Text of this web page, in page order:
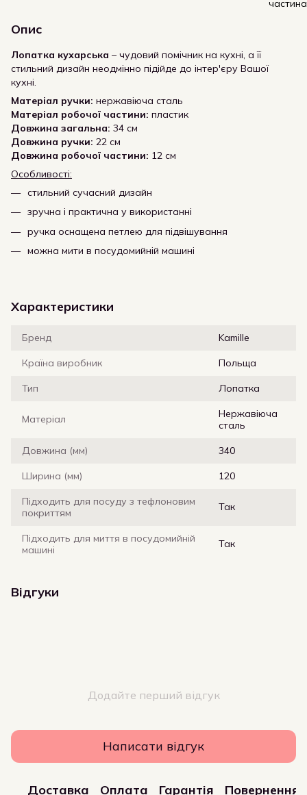
Опис
Лопатка кухарська – чудовий помічник на кухні, а її
стильний дизайн неодмінно підійде до інтер'єру Вашої
кухні.
Матеріал ручки: нержавіюча сталь
Матеріал робочої частини: пластик
Довжина загальна: 34 см
Довжина ручки: 22 см
Довжина робочої частини: 12 см
Особливості:
стильний сучасний дизайн
зручна і практична у використанні
ручка оснащена петлею для підвішування
можна мити в посудомийній машині
Характеристики
Бренд Kamille
Країна виробник Польща
Тип Лопатка
Матеріал
Нержавіюча
сталь
Довжина (мм) 340
Ширина (мм) 120
Підходить для посуду з тефлоновим
покриттям
Так
Підходить для миття в посудомийній
машині
Так
Відгуки
Додайте перший відгук
Написати відгук
Доставка Оплата Гарантія Повернення